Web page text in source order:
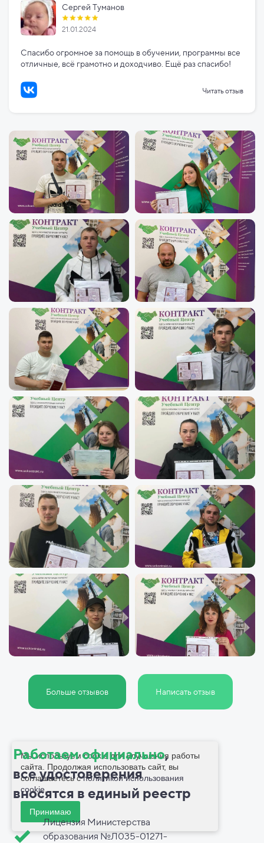
Сергей Туманов
21.01.2024
Спасибо огромное за помощь в обучении, программы все
отличные, всё грамотно и доходчиво. Ещё раз спасибо!
Читать отзыв
Больше отзывов Написать отзыв
Работаем официально,
всеудостоверения
вносятся в единый реестр
Лицензия Министерства
образования №Л035-01271-
Мы используем cookie для улучшения работы
сайта. Продолжая использовать сайт, вы
соглашаетесь сполитикой использования
cookie.
Принимаю